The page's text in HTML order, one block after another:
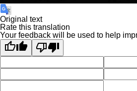
Original text
Rate this translation
Your feedback will be used to help